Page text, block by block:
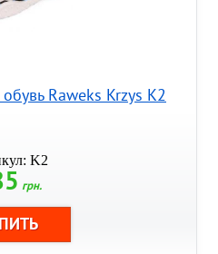
Raweks Krzys K2
K2
грн.